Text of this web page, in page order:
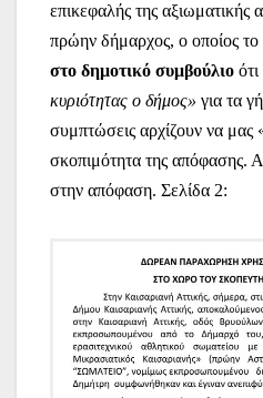
επικεφαλής της αξιωματικής
πρώην δήμαρχος, ο οποίος το
στο δημοτικό συμβούλιο ότι
κυριότητας ο δήμος» για τα
συμπτώσεις αρχίζουν να μας
σκοπιμότητα της απόφασης.
στην απόφαση. Σελίδα 2: